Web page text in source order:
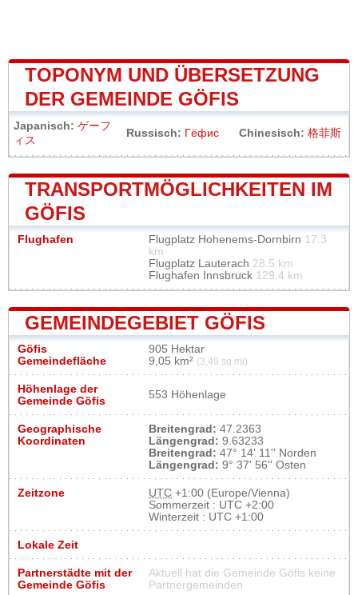
TOPONYM UND ÜBERSETZUNG
DER GEMEINDE GÖFIS
Japanisch: ゲーフ
ィス
Russisch: Гёфис Chinesisch: 格菲斯
TRANSPORTMÖGLICHKEITEN IM
GÖFIS
Flughafen Flugplatz Hohenems-Dornbirn 17.3
km
Flugplatz Lauterach 28.5 km
Flughafen Innsbruck 129.4 km
GEMEINDEGEBIET GÖFIS
Göfis
Gemeindefläche
905 Hektar
9,05 km² (3,49 sq mi)
Höhenlage der
Gemeinde Göfis
553 Höhenlage
Geographische
Koordinaten
Breitengrad: 47.2363
Längengrad: 9.63233
Breitengrad: 47° 14' 11'' Norden
Längengrad: 9° 37' 56'' Osten
Zeitzone UTC +1:00 (Europe/Vienna)
Sommerzeit : UTC +2:00
Winterzeit : UTC +1:00
Lokale Zeit
Partnerstädte mit der
Gemeinde Göfis
Aktuell hat die Gemeinde Göfis keine
Partnergemeinden